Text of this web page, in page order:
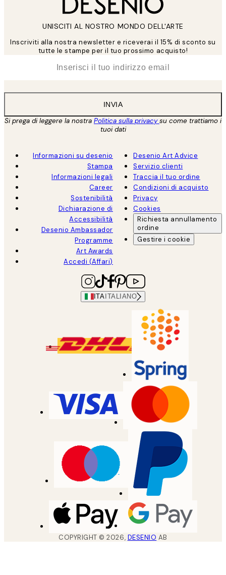
UNISCITI AL NOSTRO MONDO DELL'ARTE
Inscriviti alla nostra newsletter e riceverai il 15% di sconto su
tutte le stampe per il tuo prossimo acquisto!
INVIA
Si prega di leggere la nostra Politica sulla privacysu come trattiamo i
tuoi dati
Informazioni su desenio
Stampa
Informazioni legali
Career
Sostenibilità
Dichiarazione di
Accessibilità
Desenio Ambassador
Programme
Art Awards
Accedi (Affari)
Desenio Art Advice
Servizio clienti
Traccia il tuo ordine
Condizioni di acquisto
Privacy
Cookies
Richiesta annullamento
ordine
Gestire i cookie
ITA ITALIANO
COPYRIGHT ©2026, DESENIO AB